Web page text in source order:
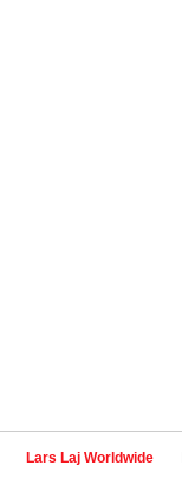
Lars Laj Worldwide